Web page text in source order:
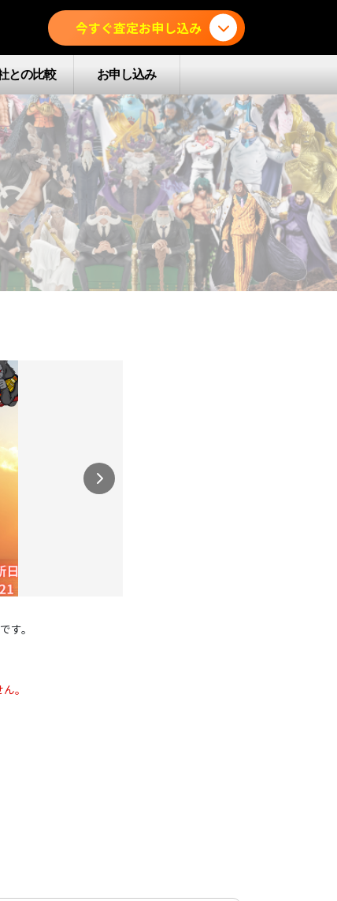
今すぐ査定お申し込み
との比較 お申し込み
す。
。